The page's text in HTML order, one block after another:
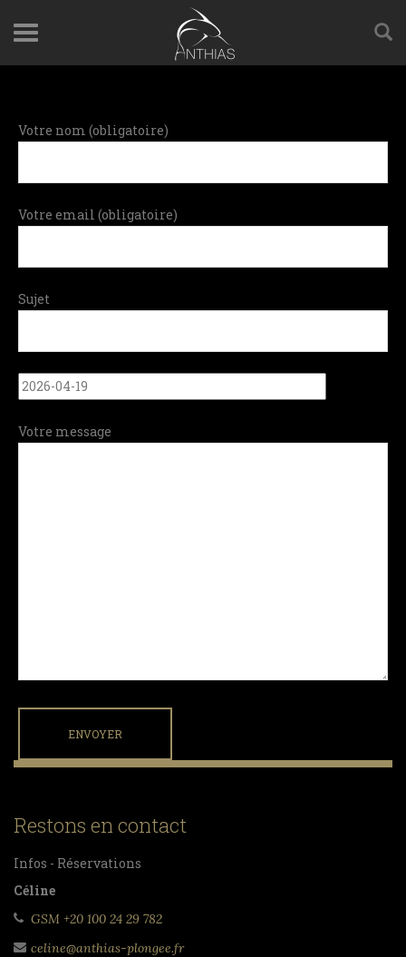
Votre nom (obligatoire)
Votre email (obligatoire)
Sujet
Votre message
Restons en contact
Infos - Réservations
Céline
GSM +20 100 24 29 782
celine@anthias-plongee.fr